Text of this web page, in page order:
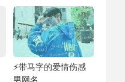
⚡带马字的爱情伤感
男网名